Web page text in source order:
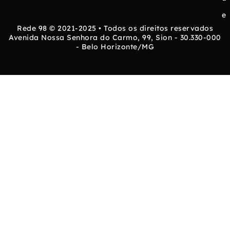
e
Rede 98 © 2021-2025 • Todos os direitos reservados
Avenida Nossa Senhora do Carmo, 99, Sion - 30.330-000
- Belo Horizonte/MG